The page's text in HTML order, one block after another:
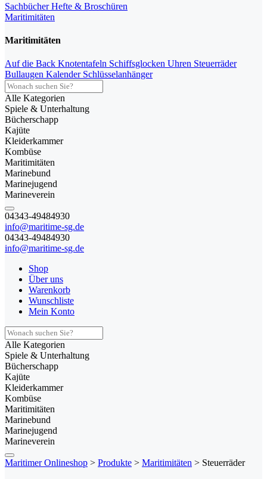
SachbücherHefte & Broschüren
Maritimitäten
Maritimitäten
Auf die Back Knotentafeln Schiffsglocken Uhren Steuerräder
Bullaugen Kalender Schlüsselanhänger
Alle Kategorien
Spiele & Unterhaltung
Bücherschapp
Kajüte
Kleiderkammer
Kombüse
Maritimitäten
Marinebund
Marinejugend
Marineverein
04343-49484930
info@maritime-sg.de
04343-49484930
info@maritime-sg.de
Shop
Über uns
Warenkorb
Wunschliste
Mein Konto
Alle Kategorien
Spiele & Unterhaltung
Bücherschapp
Kajüte
Kleiderkammer
Kombüse
Maritimitäten
Marinebund
Marinejugend
Marineverein
Maritimer Onlineshop > Produkte > Maritimitäten > Steuerräder